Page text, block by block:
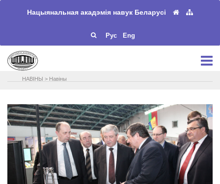
Нацыянальная акадэмія навук Беларусі
Рус Eng
НАВIНЫ > Навіны